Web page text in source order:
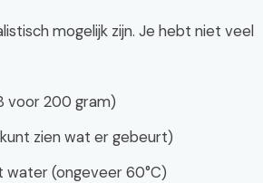
mogelijk zijn. Je hebt niet veel
voor 200 gram)
zien wat er gebeurt)
(ongeveer 60°C)